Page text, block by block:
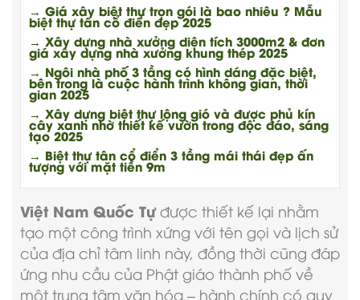
→ Giá xây biệt thự trọn gói là bao nhiêu ? Mẫu
biệt thự tân cổ điển đẹp 2025
→ Xây dựng nhà xưởng diện tích 3000m2 & đơn
giá xây dựng nhà xưởng khung thép 2025
→ Ngôi nhà phố 3 tầng có hình dáng đặc biệt,
bên trong là cuộc hành trình không gian, thời
gian 2025
→ Xây dựng biệt thự lộng gió và được phủ kín
cây xanh nhờ thiết kế vườn trong độc đáo, sáng
tạo 2025
→ Biệt thự tân cổ điển 3 tầng mái thái đẹp ấn
tượng với mặt tiền 9m
Việt Nam Quốc Tựđược thiết kế lại nhằm
tạo một công trình xứng với tên gọi và lịch sử
của địa chỉ tâm linh này, đồng thời cũng đáp
ứng nhu cầu của Phật giáo thành phố về
một trung tâm văn hóa – hành chính có quy